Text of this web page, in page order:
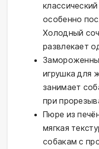
особенно
Холодный
развлекает
игрушка для
занимает
при
Пюре из
мягкая
собакам с